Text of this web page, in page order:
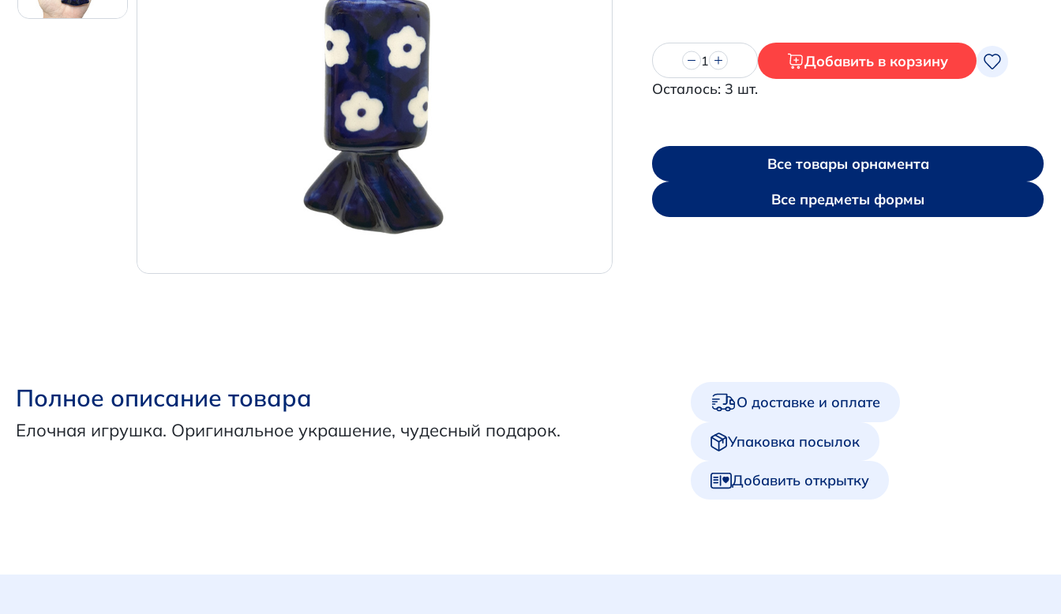
1
Осталось: 3 шт.
Добавить в корзину
Все товары орнамента
Все предметы формы
Полное описание товара
Елочная игрушка. Оригинальное украшение, чудесный подарок.
О доставке и оплате
Упаковка посылок
Добавить открытку